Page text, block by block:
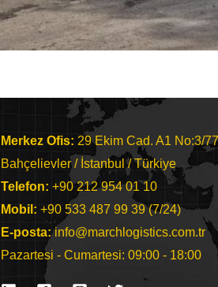
Merkez Ofis: 29 Ekim Cad. A1 No:3/77
Bahçelievler / İstanbul / Türkiye
Telefon: +90 212 954 01 10
Mobil: +90 533 487 99 39 (7/24)
E-posta:info@marchlogistics.com.tr
Pazartesi - Cumartesi: 09:00 - 18:00